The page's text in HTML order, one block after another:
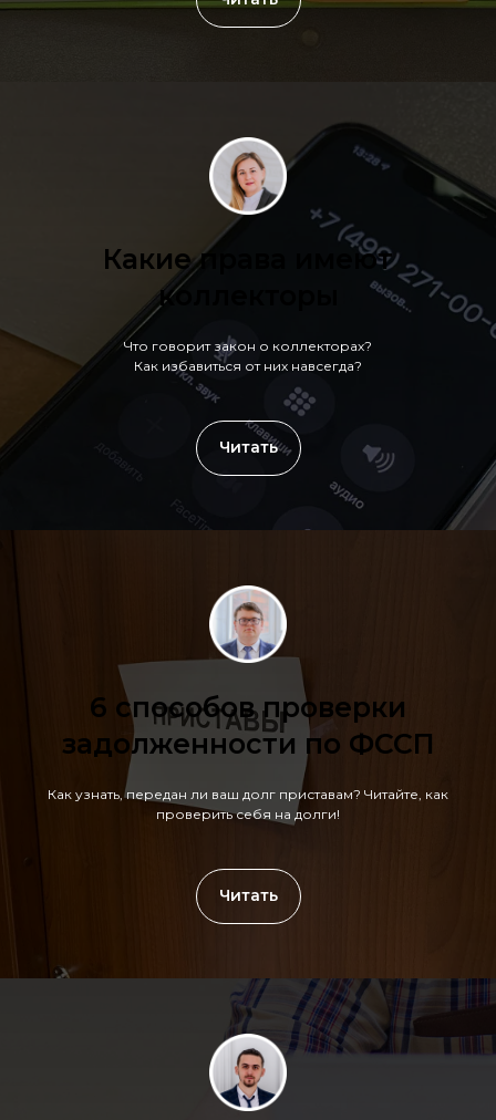
Какие права имеют
коллекторы
Что говорит закон о коллекторах?
Как избавиться от них навсегда?
Читать
6 способов проверки
задолженности по ФССП
Как узнать, передан ли ваш долг приставам? Читайте, как
проверить себя на долги!
Читать